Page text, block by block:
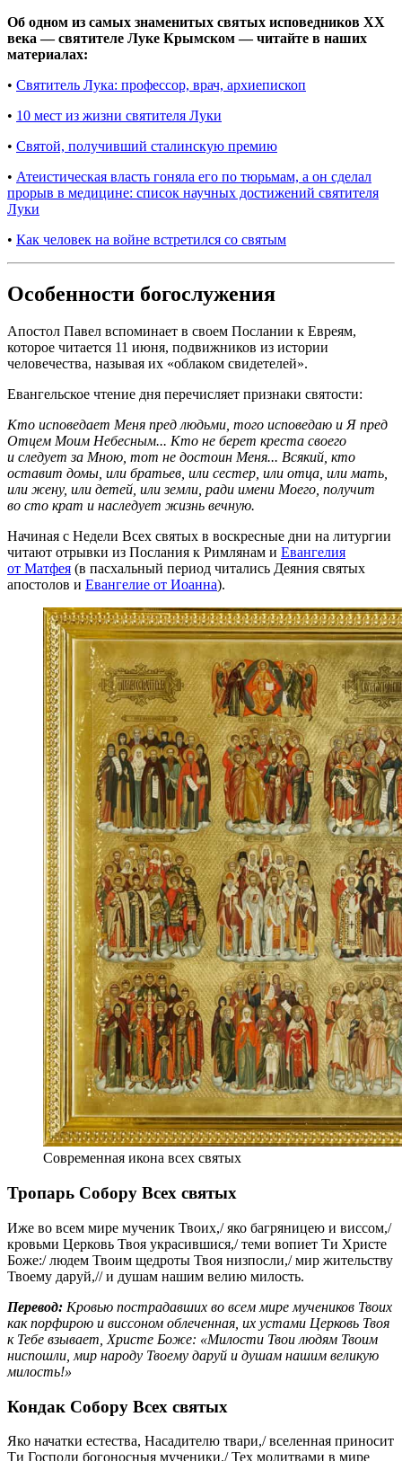
Об одном из самых знаменитых святых исповедников ХХ
века — святителе Луке Крымском — читайте в наших
материалах:
• Святитель Лука: профессор, врач, архиепископ
• 10 мест из жизни святителя Луки
• Святой, получивший сталинскую премию
• Атеистическая власть гоняла его по тюрьмам, а он сделал
прорыв в медицине: список научных достижений святителя
Луки
• Как человек на войне встретился со святым
Особенности богослужения
Апостол Павел вспоминает в своем Послании к Евреям,
которое читается 11 июня, подвижников из истории
человечества, называя их «облаком свидетелей».
Евангельское чтение дня перечисляет признаки святости:
Кто исповедает Меня пред людьми, того исповедаю и Я пред
Отцем Моим Небесным... Кто не берет креста своего
и следует за Мною, тот не достоин Меня... Всякий, кто
оставит домы, или братьев, или сестер, или отца, или мать,
или жену, или детей, или земли, ради имени Моего, получит
во сто крат и наследует жизнь вечную.
Начиная с Недели Всех святых в воскресные дни на литургии
читают отрывки из Послания к Римлянам и Евангелия
от Матфея (в пасхальный период читались Деяния святых
апостолов и Евангелие от Иоанна).
Современная икона всех святых
Тропарь Собору Всех святых
Иже во всем мире мученик Твоих,/ яко багряницею и виссом,/
кровьми Церковь Твоя украсившися,/ теми вопиет Ти Христе
Боже:/ людем Твоим щедроты Твоя низпосли,/ мир жительству
Твоему даруй,// и душам нашим велию милость.
Перевод: Кровью пострадавших во всем мире мучеников Твоих
как порфирою и виссоном облеченная, их устами Церковь Твоя
к Тебе взывает, Христе Боже: «Милости Твои людям Твоим
ниспошли, мир народу Твоему даруй и душам нашим великую
милость!»
Кондак Собору Всех святых
Яко начатки естества, Насадителю твари,/ вселенная приносит
Ти Господи богоносныя мученики./ Тех молитвами в мире